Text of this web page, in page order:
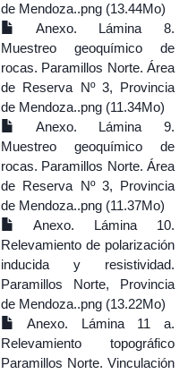
de Mendoza..png (13.44Mo)
Anexo. Lámina 8.
Muestreo geoquímico de
rocas. Paramillos Norte. Área
de Reserva Nº 3, Provincia
de Mendoza..png (11.34Mo)
Anexo. Lámina 9.
Muestreo geoquímico de
rocas. Paramillos Norte. Área
de Reserva Nº 3, Provincia
de Mendoza..png (11.37Mo)
Anexo. Lámina 10.
Relevamiento de polarización
inducida y resistividad.
Paramillos Norte, Provincia
de Mendoza..png (13.22Mo)
Anexo. Lámina 11 a.
Relevamiento topográfico
Paramillos Norte. Vinculación